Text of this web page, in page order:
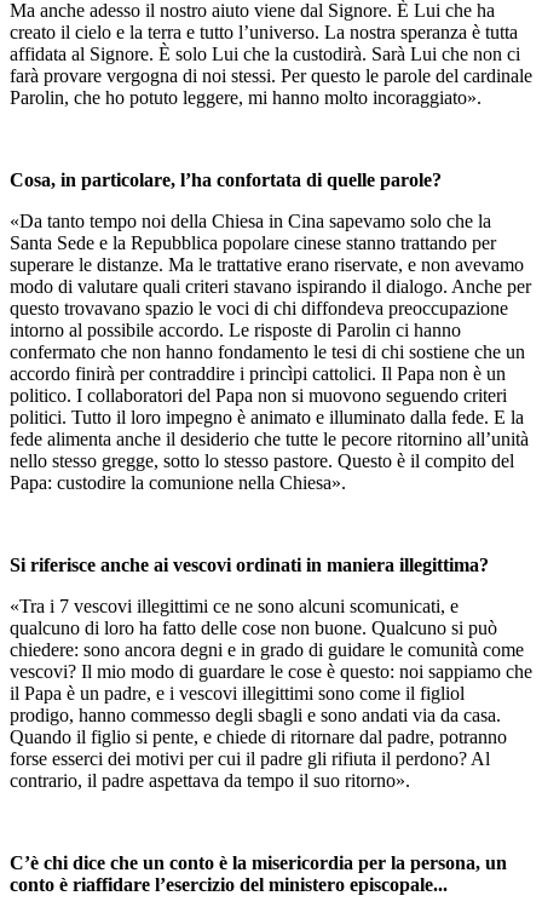
Ma anche adesso il nostro aiuto viene dal Signore. È Lui che ha
creato il cielo e la terra e tutto l’universo. La nostra speranza è tutta
affidata al Signore. È solo Lui che la custodirà. Sarà Lui che non ci
farà provare vergogna di noi stessi. Per questo le parole del cardinale
Parolin, che ho potuto leggere, mi hanno molto incoraggiato».
Cosa, in particolare, l’ha confortata di quelle parole?
«Da tanto tempo noi della Chiesa in Cina sapevamo solo che la
Santa Sede e la Repubblica popolare cinese stanno trattando per
superare le distanze. Ma le trattative erano riservate, e non avevamo
modo di valutare quali criteri stavano ispirando il dialogo. Anche per
questo trovavano spazio le voci di chi diffondeva preoccupazione
intorno al possibile accordo. Le risposte di Parolin ci hanno
confermato che non hanno fondamento le tesi di chi sostiene che un
accordo finirà per contraddire i princìpi cattolici. Il Papa non è un
politico. I collaboratori del Papa non si muovono seguendo criteri
politici. Tutto il loro impegno è animato e illuminato dalla fede. E la
fede alimenta anche il desiderio che tutte le pecore ritornino all’unità
nello stesso gregge, sotto lo stesso pastore. Questo è il compito del
Papa: custodire la comunione nella Chiesa».
Si riferisce anche ai vescovi ordinati in maniera illegittima?
«Tra i 7 vescovi illegittimi ce ne sono alcuni scomunicati, e
qualcuno di loro ha fatto delle cose non buone. Qualcuno si può
chiedere: sono ancora degni e in grado di guidare le comunità come
vescovi? Il mio modo di guardare le cose è questo: noi sappiamo che
il Papa è un padre, e i vescovi illegittimi sono come il figliol
prodigo, hanno commesso degli sbagli e sono andati via da casa.
Quando il figlio si pente, e chiede di ritornare dal padre, potranno
forse esserci dei motivi per cui il padre gli rifiuta il perdono? Al
contrario, il padre aspettava da tempo il suo ritorno».
C’è chi dice che un conto è la misericordia per la persona, un
conto è riaffidare l’esercizio del ministero episcopale...